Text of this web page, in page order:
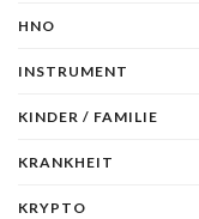
HNO
INSTRUMENT
KINDER / FAMILIE
KRANKHEIT
KRYPTO